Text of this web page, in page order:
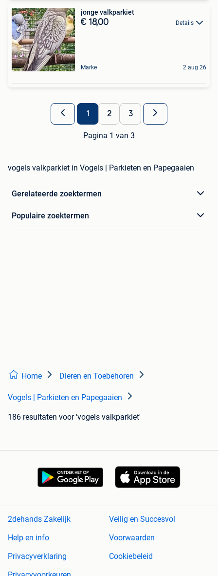
jonge valkparkiet
€ 18,00 Details
Marke 2 aug 26
1 2 3
Pagina 1 van 3
vogels valkparkiet in Vogels | Parkieten en Papegaaien
Gerelateerde zoektermen
Populaire zoektermen
Home Dieren en Toebehoren
Vogels | Parkieten en Papegaaien
186 resultaten voor 'vogels valkparkiet'
2dehands Zakelijk
Veilig en Succesvol
Help en info
Voorwaarden
Privacyverklaring
Cookiebeleid